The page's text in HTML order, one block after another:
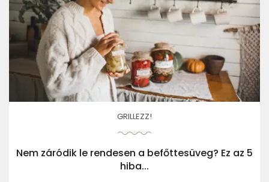
GRILLEZZ!
Nem záródik le rendesen a befőttesüveg? Ez az 5
hiba...